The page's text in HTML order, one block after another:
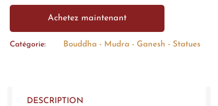
Achetez maintenant
Catégorie Bouddha - Mudra - Ganesh - Statues
DESCRIPTION